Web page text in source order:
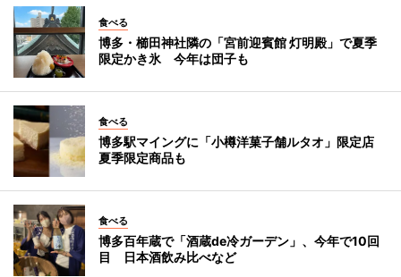
食べる
博多・櫛田神社隣の「宮前迎賓館 灯明殿」で夏季
限定かき氷 今年は団子も
食べる
博多駅マイングに「小樽洋菓子舗ルタオ」限定店
夏季限定商品も
食べる
博多百年蔵で「酒蔵de冷ガーデン」、今年で10回
目 日本酒飲み比べなど